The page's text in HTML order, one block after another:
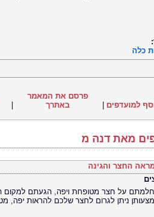
כלה
למועדפים |
פרסם את המאמר
באתרך
|
מאת דנה מ
החצר והגינה
על חצר מטופחת ויפה, הגעתם למקום
ניתן לגרום לחצר שלכם להראות יפה,